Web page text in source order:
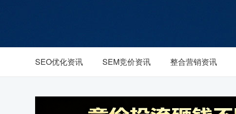
SEO优化资讯 SEM竞价资讯 整合营销资讯